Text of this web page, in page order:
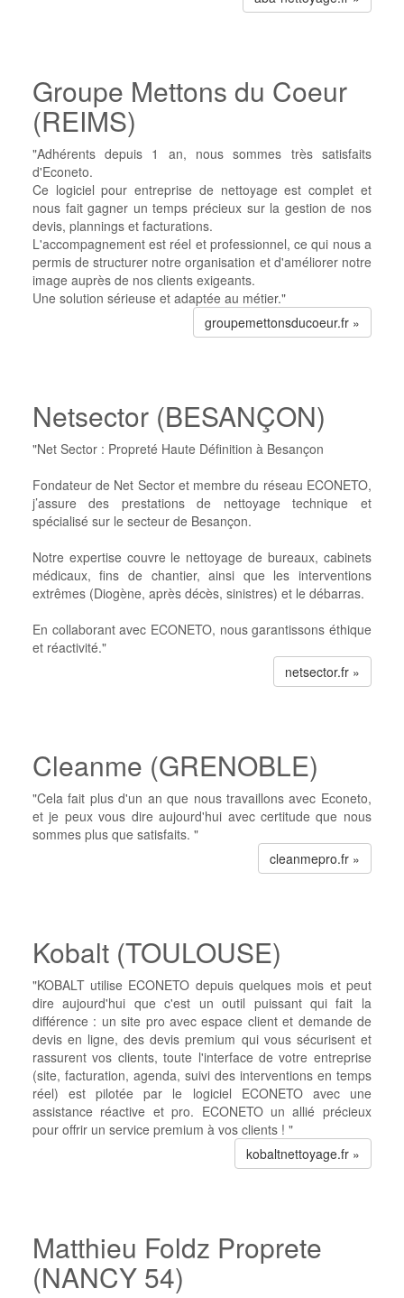
Groupe Mettons du Coeur
(REIMS)
"Adhérents depuis 1 an, nous sommes très satisfaits
d'Econeto.
Ce logiciel pour entreprise de nettoyage est complet et
nous fait gagner un temps précieux sur la gestion de nos
devis, plannings et facturations.
L'accompagnement est réel et professionnel, ce qui nous a
permis de structurer notre organisation et d'améliorer notre
image auprès de nos clients exigeants.
Une solution sérieuse et adaptée au métier."
groupemettonsducoeur.fr »
Netsector (BESANÇON)
"Net Sector : Propreté Haute Définition à Besançon
Fondateur de Net Sector et membre du réseau ECONETO,
j’assure des prestations de nettoyage technique et
spécialisé sur le secteur de Besançon.
Notre expertise couvre le nettoyage de bureaux, cabinets
médicaux, fins de chantier, ainsi que les interventions
extrêmes (Diogène, après décès, sinistres) et le débarras.
En collaborant avec ECONETO, nous garantissons éthique
et réactivité."
netsector.fr »
Cleanme (GRENOBLE)
"Cela fait plus d'un an que nous travaillons avec Econeto,
et je peux vous dire aujourd'hui avec certitude que nous
sommes plus que satisfaits. "
cleanmepro.fr »
Kobalt (TOULOUSE)
"KOBALT utilise ECONETO depuis quelques mois et peut
dire aujourd'hui que c'est un outil puissant qui fait la
différence : un site pro avec espace client et demande de
devis en ligne, des devis premium qui vous sécurisent et
rassurent vos clients, toute l'interface de votre entreprise
(site, facturation, agenda, suivi des interventions en temps
réel) est pilotée par le logiciel ECONETO avec une
assistance réactive et pro. ECONETO un allié précieux
pour offrir un service premium à vos clients ! "
kobaltnettoyage.fr »
Matthieu Foldz Proprete
(NANCY 54)